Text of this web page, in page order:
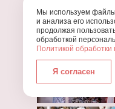
Мы используем
и анализа его
продолжая
обработкой
Политикой
Я согласен